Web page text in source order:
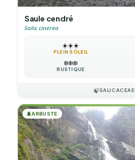
Saule cendré
Salix cinerea
☀️☀️☀️
PLEIN SOLEIL
❄️❄️❄️
RUSTIQUE
🍃SALICACEAE
🌲ARBUSTE